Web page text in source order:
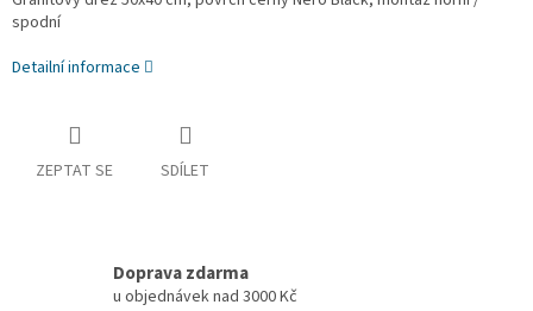
spodní
Detailní informace
ZEPTAT SE SDÍLET
Doprava zdarma
u objednávek nad 3000 Kč